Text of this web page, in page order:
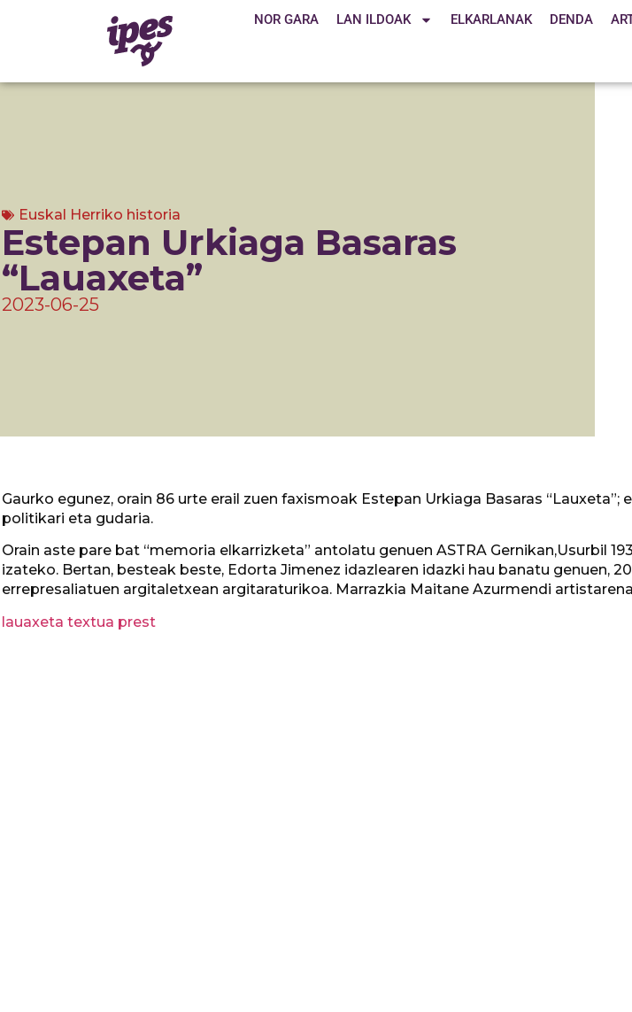
NOR GARA LAN ILDOAK ELKARLANAK DENDA
Euskal Herriko historia
Estepan Urkiaga Basaras
“Lauaxeta”
2023-06-25
Gaurko egunez, orain 86 urte erail zuen faxismoak Estepan Urkiaga Basaras “Lauxeta”;
politikari eta gudaria.
Orain aste pare bat “memoria elkarrizketa” antolatu genuen ASTRA Gernikan,Usurbil
izateko. Bertan, besteak beste, Edorta Jimenez idazlearen idazki hau banatu genuen,
errepresaliatuen argitaletxean argitaraturikoa. Marrazkia Maitane Azurmendi
lauaxeta textua prest